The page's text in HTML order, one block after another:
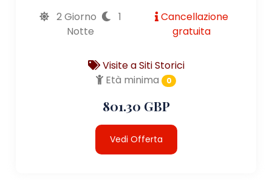
2 Giorno
1
Notte
Cancellazione
gratuita
Visite a Siti Storici
Età minima
0
801.30 GBP
Vedi Offerta